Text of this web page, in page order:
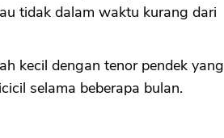
tidak dalam waktu kurang dari
kecil dengan tenor pendek yang
selama beberapa bulan.